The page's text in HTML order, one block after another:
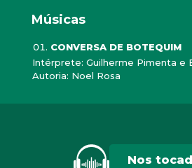
Músicas
CONVERSA DE BOTEQUIM
Intérprete: Guilherme Pimenta e
Autoria: Noel Rosa
Nos